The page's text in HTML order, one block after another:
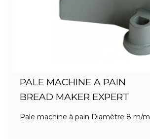
PALE MACHINE A PAIN
BREAD MAKER EXPERT
Pale machine à pain Diamètre 8 m/m